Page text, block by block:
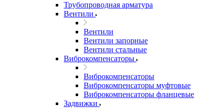
Трубопроводная арматура
Вентили
Вентили
Вентили запорные
Вентили стальные
Виброкомпенсаторы
Виброкомпенсаторы
Виброкомпенсаторы муфтовые
Виброкомпенсаторы фланцевые
Задвижки